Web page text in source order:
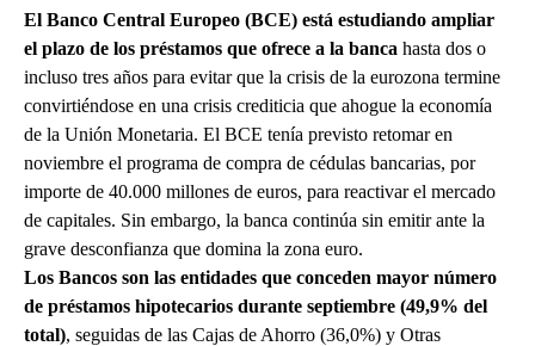
El Banco Central Europeo (BCE) está estudiando ampliar
el plazo de los préstamos que ofrece a la banca hasta dos o
incluso tres años para evitar que la crisis de la eurozona termine
convirtiéndose en una crisis crediticia que ahogue la economía
de la Unión Monetaria. El BCE tenía previsto retomar en
noviembre el programa de compra de cédulas bancarias, por
importe de 40.000 millones de euros, para reactivar el mercado
de capitales. Sin embargo, la banca continúa sin emitir ante la
grave desconfianza que domina la zona euro.
Los Bancos son las entidades que conceden mayor número
de préstamos hipotecarios durante septiembre (49,9% del
total), seguidas de las Cajas de Ahorro (36,0%) y Otras